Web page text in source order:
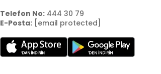
Telefon No:444 30 79
E-Posta: [email protected]